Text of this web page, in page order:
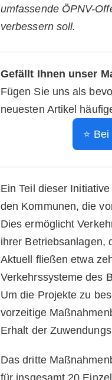
umfassende ÖPNV-
verbessern soll.
Gefällt Ihnen unser
Fügen Sie uns als
neuesten Artikel
⭐
Ein Teil dieser
den Kommunen, die
Dies ermöglicht
ihrer Betriebsanlagen,
Aktuell fließen etwa
Verkehrssysteme des
Um die Projekte zu
vorzeitige
Erhalt der
Das dritte
für insgesamt 20